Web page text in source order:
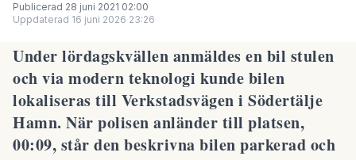
Publicerad 28 juni 2021 02:00
Uppdaterad 16 juni 2026 23:26
Under lördagskvällen anmäldes en bil stulen
och via modern teknologi kunde bilen
lokaliseras till Verkstadsvägen i Södertälje
Hamn. När polisen anländer till platsen,
00:09, står den beskrivna bilen parkerad och